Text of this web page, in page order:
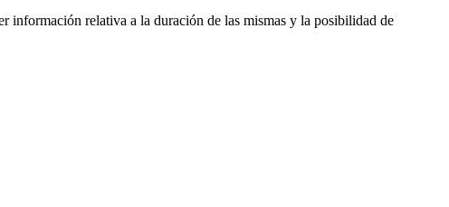
información relativa a la duración de las mismas y la posibilidad de